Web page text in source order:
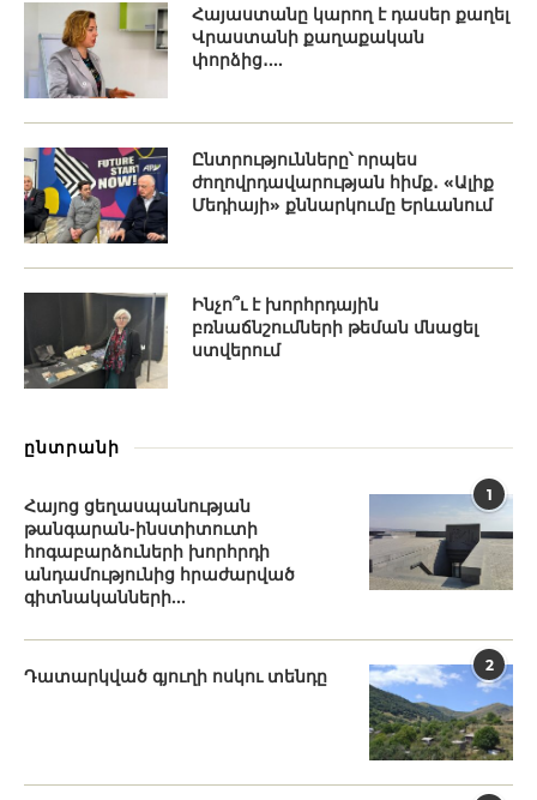
Հայաստանը կարող է դասեր քաղել
Վրաստանի քաղաքական
փորձից․...
Ընտրությունները՝ որպես
ժողովրդավարության հիմք․ «Ալիք
Մեդիայի» քննարկումը Երևանում
Ինչո՞ւ է խորհրդային
բռնաճնշումների թեման մնացել
ստվերում
ընտրանի
1
Հայոց ցեղասպանության
թանգարան-ինստիտուտի
հոգաբարձուների խորհրդի
անդամությունից հրաժարված
գիտնականների...
2
Դատարկված գյուղի ոսկու տենդը